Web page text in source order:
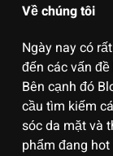
Về chúng tôi
Ngày nay có
đến các vấn
Bên cạnh đó
cầu tìm kiếm
sóc da mặt và
phẩm đang